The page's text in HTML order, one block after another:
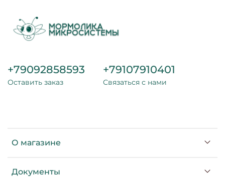
О магазине
Документы
+79092858593
Оставить заказ
+79107910401
Связаться с нами